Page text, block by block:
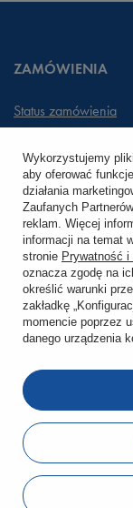
ZAMÓWIENIA
Status zamówienia
Chcę
Chcę zwrócić
Chcę wymienić
KONTO
KONTAKT
Wykorzystujemy
aby oferować
działania
Zaufanych
reklam. Więcej
informacji na temat
stronie Prywatność i
oznacza zgodę na
określić warunki
zakładkę
momencie poprzez
danego urządzenia